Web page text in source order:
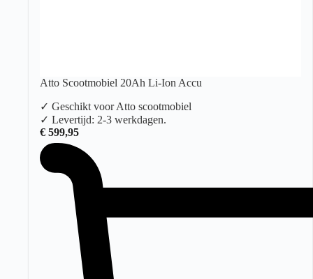
Atto Scootmobiel 20Ah Li-Ion Accu
✓ Geschikt voor Atto scootmobiel
✓ Levertijd: 2-3 werkdagen.
€ 599,95